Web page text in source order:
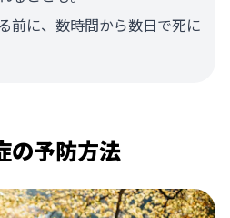
前に、数時間から数日で死に
の予防方法